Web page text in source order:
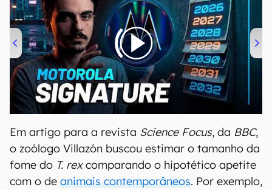
00:00/20:46
Em artigo para a revista Science Focus, da BBC,
o zoólogo Villazón buscou estimar o tamanho da
fome do T. rexcomparando o hipotético apetite
com o de animais contemporâneos. Por exemplo,